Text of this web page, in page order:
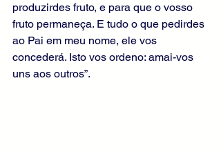
produzirdes fruto, e para que o vosso
fruto permaneça. E tudo o que pedirdes
ao Pai em meu nome, ele vos
concederá. Isto vos ordeno: amai-vos
uns aos outros”.